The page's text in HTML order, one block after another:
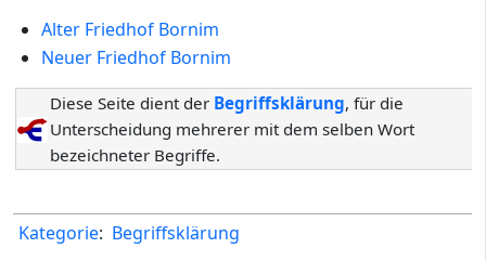
Alter Friedhof Bornim
Neuer Friedhof Bornim
Diese Seite dient der Begriffsklärung, für die
Unterscheidung mehrerer mit dem selben Wort
bezeichneter Begriffe.
Kategorie: Begriffsklärung